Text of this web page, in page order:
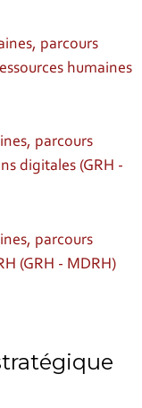
parcours
humaines
parcours
digitales (GRH -
parcours
(GRH - MDRH)